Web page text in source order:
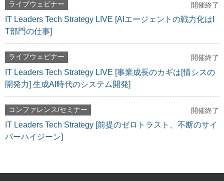
ライブウェビナー 開催終了
IT Leaders Tech Strategy LIVE [AIエージェントの戦力化はI
T部門の仕事]
ライブウェビナー 開催終了
IT Leaders Tech Strategy LIVE [事業成長のカギは[情シスの
開発力] 生成AI時代のシステム開発]
コンファレンス/セミナー 開催終了
IT Leaders Tech Strategy [前提のゼロトラスト、不断のサイ
バーハイジーン]